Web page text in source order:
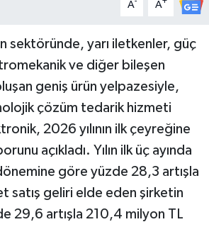
A A
sektöründe, yarı iletkenler, güç
ve diğer bileşen
geniş ürün yelpazesiyle,
çözüm tedarik hizmeti
2026 yılının ilk çeyreğine
açıkladı. Yılın ilk üç ayında
dönemine göre yüzde 28,3 artışla
satış geliri elde eden şirketin
29,6 artışla 210,4 milyon TL